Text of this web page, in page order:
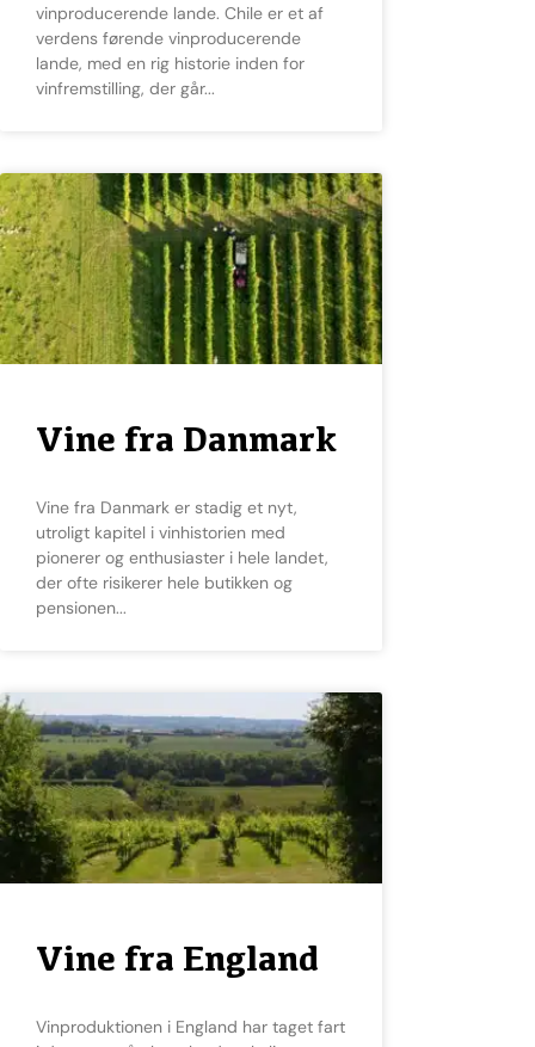
vinproducerende lande. Chile er et af
verdens førende vinproducerende
lande, med en rig historie inden for
vinfremstilling, der går
Vine fra Danmark
Vine fra Danmark er stadig et nyt,
utroligt kapitel i vinhistorien med
pionerer og enthusiaster i hele landet,
der ofte risikerer hele butikken og
pensionen
Vine fra England
Vinproduktionen i England har taget fart